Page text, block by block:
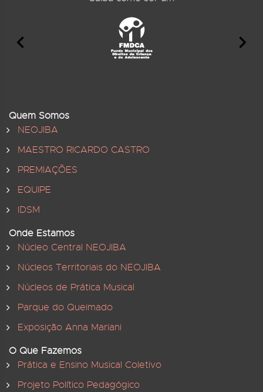
Quem Somos
NEOJIBA
MAESTRO RICARDO CASTRO
PREMIAÇÕES
EQUIPE
IDSM
Onde Estamos
Núcleo Central NEOJIBA
Núcleos Territoriais do NEOJIBA
Núcleos de Prática Musical
Parque do Queimado
Exposição Anna Mariani
O Que Fazemos
Prática e Ensino Musical Coletivo
Projeto Político Pedagógico